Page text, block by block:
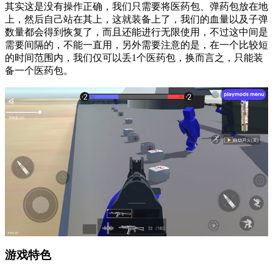
其实这是没有操作正确，我们只需要将医药包、弹药包放在地
上，然后自己站在其上，这就装备上了，我们的血量以及子弹
数量都会得到恢复了，而且还能进行无限使用，不过这中间是
需要间隔的，不能一直用，另外需要注意的是，在一个比较短
的时间范围内，我们仅可以丢1个医药包，换而言之，只能装
备一个医药包。
游戏特色